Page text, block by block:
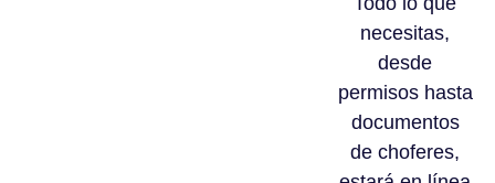
necesitas,
desde
permisos hasta
documentos
de choferes,